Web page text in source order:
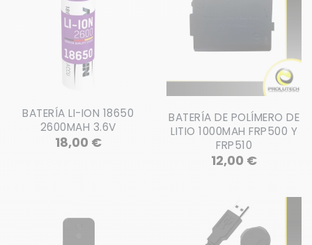
BATERÍA LI-ION 18650
2600MAH 3.6V
18,00 €Precio
BATERÍA DE POLÍMERO DE
LITIO 1000MAH FRP500 Y
FRP510
12,00 €Precio